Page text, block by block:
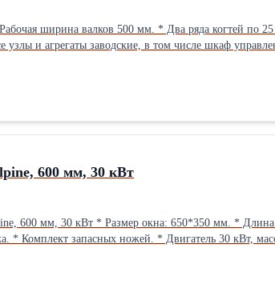
узлы и агрегаты заводские, в том числе шкаф
600 мм, 30 кВт
660 мм, на валу 4 постели по 3 ножа, косой
* Комплект запасных ножей. * Двигатель 30 кВт,
дробилки: 1700*1200*1900 мм. Возможно